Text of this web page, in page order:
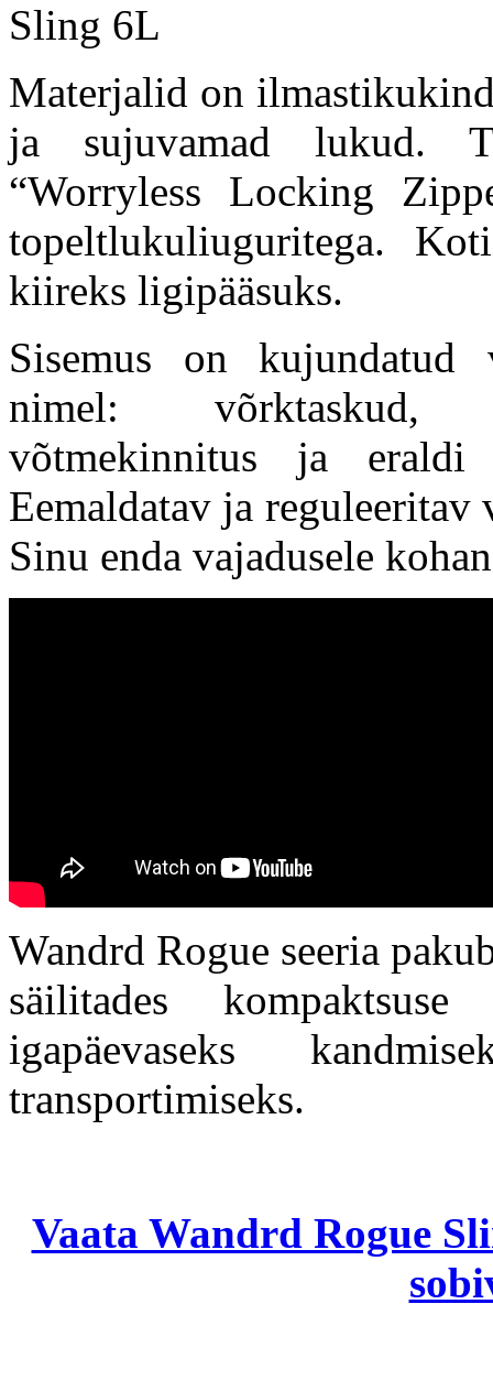
Materjalid on
ja sujuvamad lukud.
“Worryless Locking
topeltlukuliuguritega.
kiireks ligipääsuks.
Sisemus on kujundatud
nimel: võrktaskud,
võtmekinnitus ja
Eemaldatav ja reguleeritav
Sinu enda vajadusele
Wandrd Rogue seeria
säilitades
igapäevaseks
transportimiseks.
Vaata Wandrd Rogue